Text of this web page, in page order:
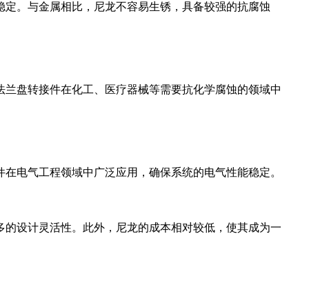
。与金属相比，尼龙不容易生锈，具备较强的抗腐蚀
盘转接件在化工、医疗器械等需要抗化学腐蚀的领域中
电气工程领域中广泛应用，确保系统的电气性能稳定。
设计灵活性。此外，尼龙的成本相对较低，使其成为一